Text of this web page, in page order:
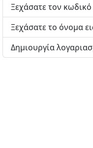
Ξεχάσατε τον
Ξεχάσατε το όνομα
Δημιουργία